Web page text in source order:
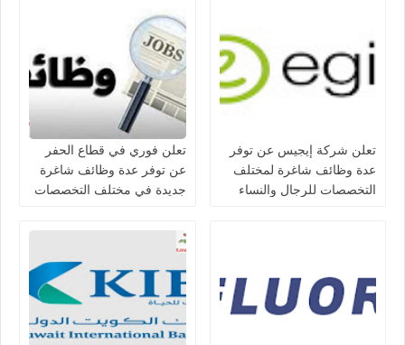
تعلن شركة إيجيس عن توفر
عدة وظائف شاغرة لمختلف
التخصصات للرجال والنساء
تعلن فوري في قطاع الحفر
عن توفر عدة وظائف شاغرة
جديدة في مختلف التخصصات